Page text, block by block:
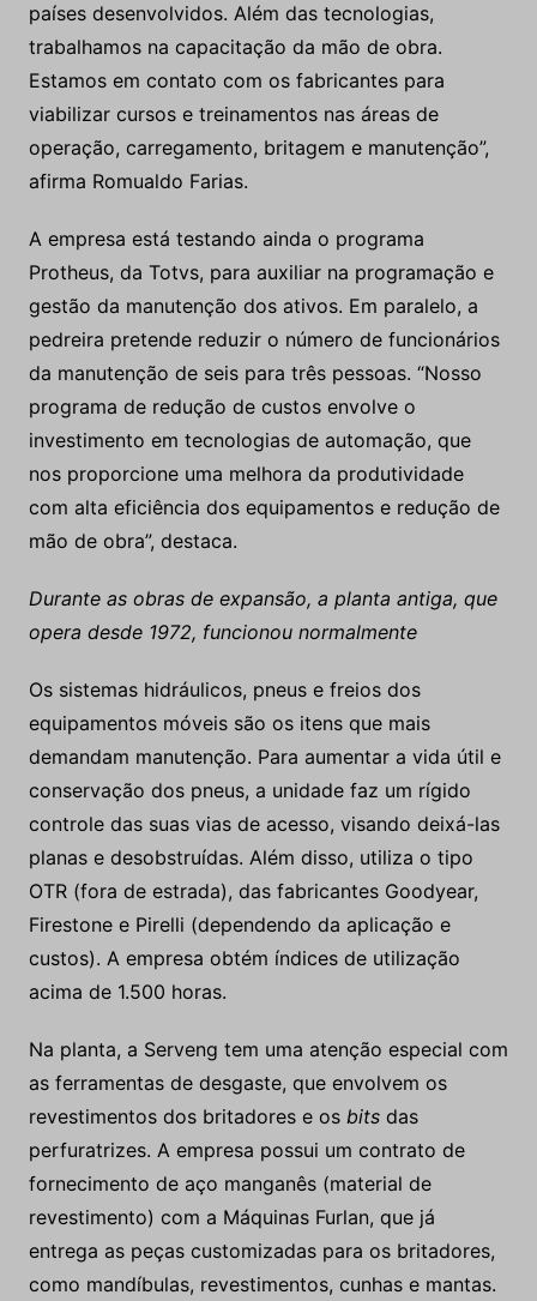
países desenvolvidos. Além das tecnologias,
trabalhamos na capacitação da mão de obra.
Estamos em contato com os fabricantes para
viabilizar cursos e treinamentos nas áreas de
operação, carregamento, britagem e manutenção”,
afirma Romualdo Farias.
A empresa está testando ainda o programa
Protheus, da Totvs, para auxiliar na programação e
gestão da manutenção dos ativos. Em paralelo, a
pedreira pretende reduzir o número de funcionários
da manutenção de seis para três pessoas. “Nosso
programa de redução de custos envolve o
investimento em tecnologias de automação, que
nos proporcione uma melhora da produtividade
com alta eficiência dos equipamentos e redução de
mão de obra”, destaca.
Durante as obras de expansão, a planta antiga, que
opera desde 1972, funcionou normalmente
Os sistemas hidráulicos, pneus e freios dos
equipamentos móveis são os itens que mais
demandam manutenção. Para aumentar a vida útil e
conservação dos pneus, a unidade faz um rígido
controle das suas vias de acesso, visando deixá-las
planas e desobstruídas. Além disso, utiliza o tipo
OTR (fora de estrada), das fabricantes Goodyear,
Firestone e Pirelli (dependendo da aplicação e
custos). A empresa obtém índices de utilização
acima de 1.500 horas.
Na planta, a Serveng tem uma atenção especial com
as ferramentas de desgaste, que envolvem os
revestimentos dos britadores e os bitsdas
perfuratrizes. A empresa possui um contrato de
fornecimento de aço manganês (material de
revestimento) com a Máquinas Furlan, que já
entrega as peças customizadas para os britadores,
como mandíbulas, revestimentos, cunhas e mantas.